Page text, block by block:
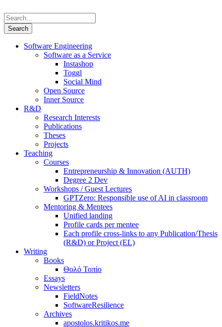
Software Engineering
Software as a Service
Instashop
Toggl
Social Mind
Open Source
Inner Source
R&D
Research Interests
Publications
Theses
Projects
Teaching
Courses
Entrepreneurship & Innovation (AUTH)
Degree 2 Dev
Workshops / Guest Lectures
GPTZero: Responsible use of AI in classroom
Mentoring & Mentees
Unified landing
Profile cards per mentee
Each profile cross-links to any Publication/Thesis
(R&D) or Project (EL)
Writing
Books
Θολό Τοπίο
Essays
Newsletters
FieldNotes
SoftwareResilience
Archives
apostolos.kritikos.me